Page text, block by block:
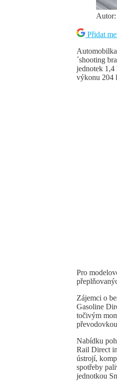
Přidat
´shooting
jednotek
výkonu 204
Pro
Zájemci o
Gasoline
točivým
Nabídku
Rail Direct
ústrojí,
spotřeby
jednotkou